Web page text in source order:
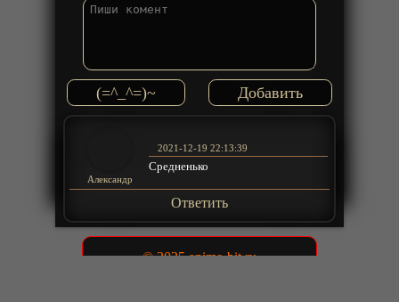
(=^_^=)~
Александр
2021-12-19 22:13:39
Средненько
Ответить
© 2025 anime-bit.ru